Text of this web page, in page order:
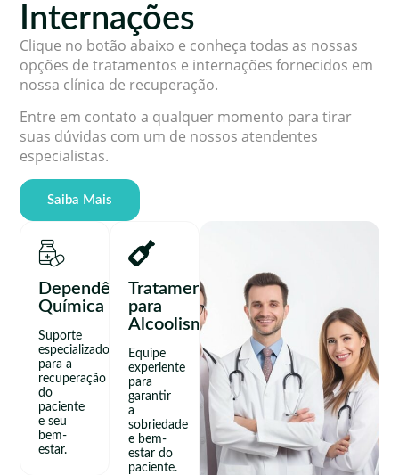
Dependência
Química
Suporte
especializado
para a
recuperação
do
paciente
e seu
bem-
estar.
Tratamento
para
Alcoolismo
Equipe
experiente
para
garantir
a
sobriedade
e bem-
estar do
paciente.
Internações
Clique no botão abaixo e conheça todas as nossas
opções de tratamentos e internações fornecidos em
nossa clínica de recuperação.
Entre em contato a qualquer momento para tirar
suas dúvidas com um de nossos atendentes
especialistas.
Saiba Mais